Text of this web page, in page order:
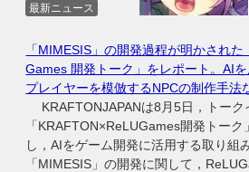
最新ニュース
「MIMESIS」の開発過程が明かされ
Games 開発トーク」をレポート。AIを
プレイヤーを模倣するNPCの制作手法
KRAFTONJAPANは8月5日，トーク
「KRAFTON×ReLUGames開発トー
し，AIをゲーム開発に活用する取り組
「MIMESIS」の開発に関して，